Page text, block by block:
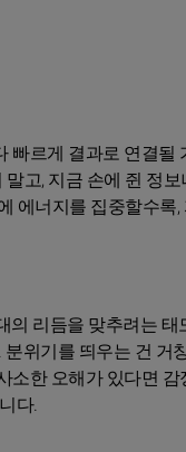
빠르게 결과로 연결될
고, 지금 손에 쥔 정
에너지를 집중할수록,
의 리듬을 맞추려는 태
위기를 띄우는 건 거
소한 오해가 있다면 감
다.